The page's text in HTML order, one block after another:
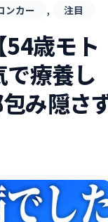
ンカー , 注目
歳モト
で療養し
み隠さ